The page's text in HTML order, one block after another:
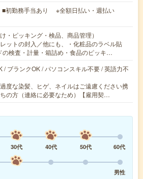
初勤務手当あり ※全額日払い・週払い
・ピッキング・検品、商品管理）
ットの封入／他にも、・化粧品のラベル貼
の検査・計量・箱詰め・食品のピッキ…
/ ブランクOK / パソコンスキル不要 / 英語力不
度な染髪、ヒゲ、ネイルはご遠慮ください携
の方（連絡に必要なため）【雇用契…
30代 40代 50代
60代
男性